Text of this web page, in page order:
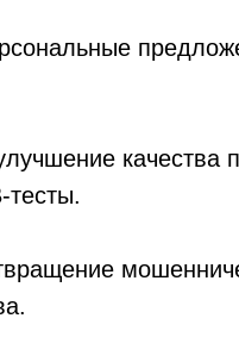
качества
тесты.